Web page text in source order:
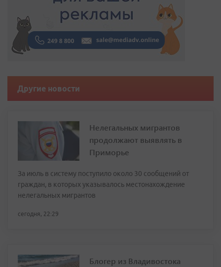
Другие новости
Нелегальных мигрантов
продолжают выявлять в
Приморье
За июль в систему поступило около 30 сообщений от
граждан, в которых указывалось местонахождение
нелегальных мигрантов
сегодня, 22:29
Блогер из Владивостока